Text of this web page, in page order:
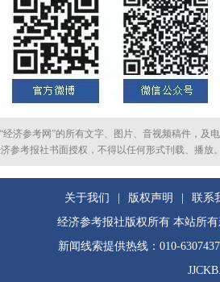
经济参考网”的所有文字、图片、音视频稿件，及
参考报社书面授权，不得以任何形式刊载、播放
关于我们 版权声明
联系
经济参考报社版权所有 本站所
新闻线索提供热线：010-